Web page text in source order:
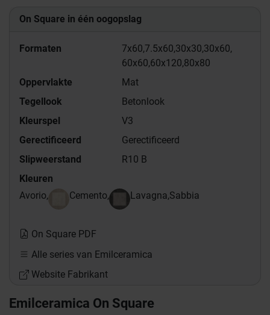
On Square in één oogopslag
Formaten 7x60,7.5x60,30x30,30x60,
60x60,60x120,80x80
Oppervlakte
Mat
Tegellook
Betonlook
Kleurspel
V3
Gerectificeerd
Gerectificeerd
Slipweerstand
R10 B
Kleuren
Avorio,
Cemento, Lavagna,Sabbia
On Square PDF
Alle series van Emilceramica
Website Fabrikant
Emilceramica On Square